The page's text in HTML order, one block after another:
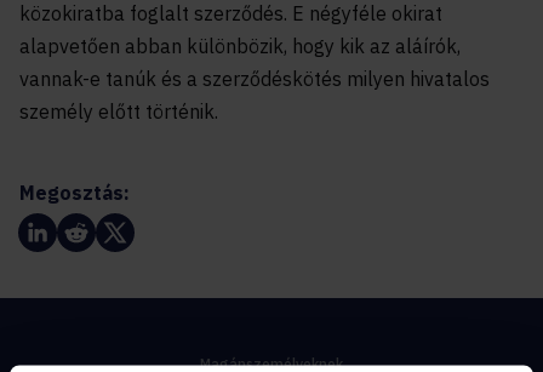
közokiratba foglalt szerződés. E négyféle okirat
alapvetően abban különbözik, hogy kik az aláírók,
vannak-e tanúk és a szerződéskötés milyen hivatalos
személy előtt történik.
Megosztás:
Magánszemélyeknek